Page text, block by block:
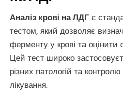
Аналіз крові на ЛДГ є
тестом, який дозволяє
ферменту у крові та оцінити
Цей тест широко
різних патологій та
лікування.